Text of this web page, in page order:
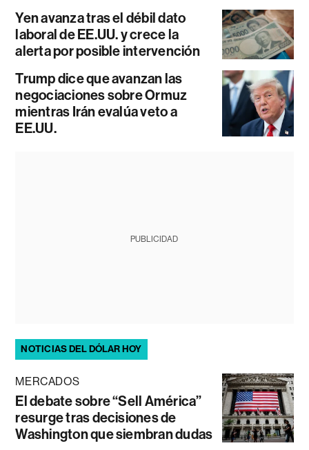
Yen avanza tras el débil dato
laboral de EE.UU. y crece la
alerta por posible intervención
Trump dice que avanzan las
negociaciones sobre Ormuz
mientras Irán evalúa veto a
EE.UU.
PUBLICIDAD
NOTICIAS DEL DÓLAR HOY
MERCADOS
El debate sobre “Sell América”
resurge tras decisiones de
Washington que siembran dudas